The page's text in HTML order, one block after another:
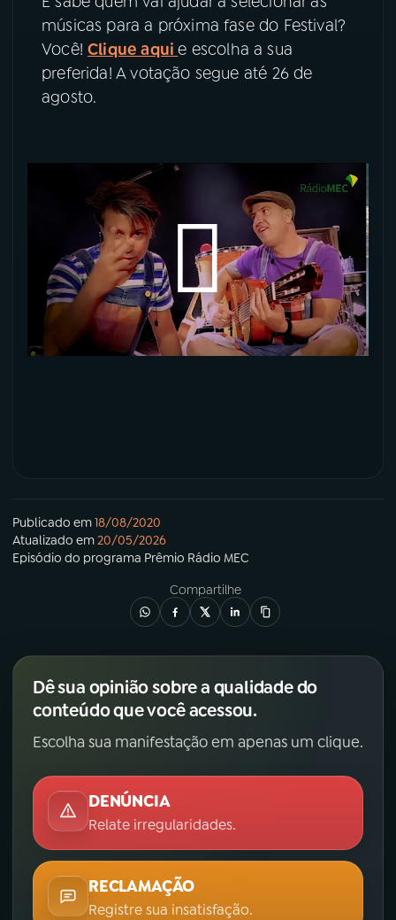
ACOMPANHE A RÁDIO MEC
Facebook
músicas para a próxima fase do Festival?
Você!Clique aquie escolha a sua
preferida! A votação segue até 26 de
agosto.
Publicado em18/08/2020
Atualizado em20/05/2026
Episódio do programa Prêmio Rádio MEC
Compartilhe
Dê sua opinião sobre a qualidade do
conteúdo que você acessou.
Escolha sua manifestação em apenas um clique.
DENÚNCIA
Relate irregularidades.
RECLAMAÇÃO
Registre sua insatisfação.